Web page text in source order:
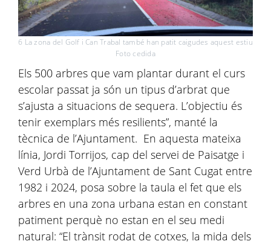
6 La zona del Golf i Can Trabal també han patit caigudes aquest estiu
Foto cedida
Els 500 arbres que vam plantar durant el curs
escolar passat ja són un tipus d’arbrat que
s’ajusta a situacions de sequera. L’objectiu és
tenir exemplars més resilients”, manté la
tècnica de l’Ajuntament. En aquesta mateixa
línia, Jordi Torrijos, cap del servei de Paisatge i
Verd Urbà de l’Ajuntament de Sant Cugat entre
1982 i 2024, posa sobre la taula el fet que els
arbres en una zona urbana estan en constant
patiment perquè no estan en el seu medi
natural: “El trànsit rodat de cotxes, la mida dels